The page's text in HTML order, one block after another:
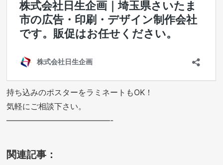
持ち込みのポスターをラミネートもOK！
気軽にご相談下さい。
—————————————-
関連記事：